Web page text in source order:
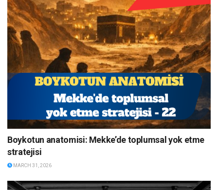
Boykotun anatomisi: Mekke’de toplumsal yok etme
stratejisi
MARCH 31, 2026